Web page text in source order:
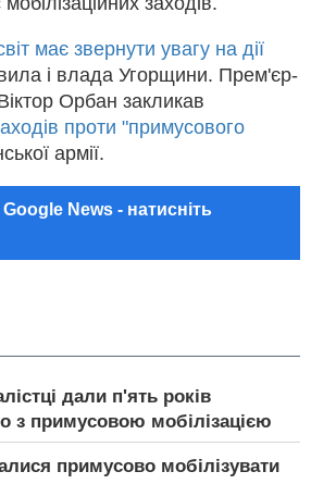
дали п'ять років
з примусовою мобілізацією
примусово мобілізувати
має звернути увагу на дії
і влада Угорщини. Прем'єр-
Орбан закликав
проти "примусового
армії.
News - натисніть